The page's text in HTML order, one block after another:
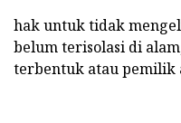
hak untuk tidak
belum terisolasi di
terbentuk atau pemilik